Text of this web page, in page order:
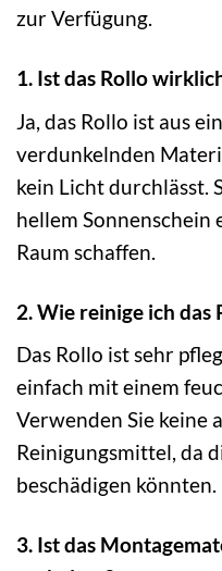
zur Verfügung.
1. Ist das Rollo
Ja, das Rollo ist aus
verdunkelnden
kein Licht durchlässt.
hellem Sonnenschein
Raum schaffen.
2. Wie reinige ich das
Das Rollo ist sehr
einfach mit einem
Verwenden Sie keine
Reinigungsmittel, da
beschädigen könnten.
3. Ist das